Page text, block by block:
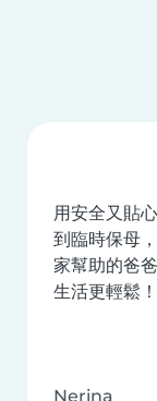
用安全又貼
到臨時保母
家幫助的爸
生活更輕鬆！
Nerina